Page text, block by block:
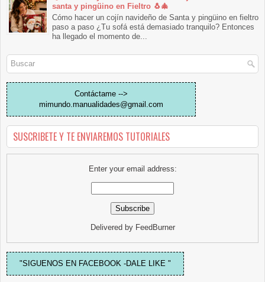
santa y pingüino en Fieltro 🐧🎄
Cómo hacer un cojín navideño de Santa y pingüino en fieltro
paso a paso ¿Tu sofá está demasiado tranquilo? Entonces
ha llegado el momento de...
Contáctame -->
mimundo.manualidades@gmail.com
SUSCRIBETE Y TE ENVIAREMOS TUTORIALES
Enter your email address:
Delivered by FeedBurner
"SIGUENOS EN FACEBOOK -DALE LIKE "